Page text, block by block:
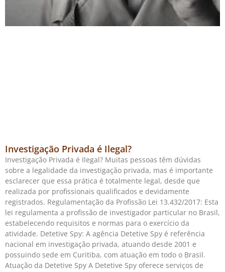
Investigação Privada é Ilegal?
Investigação Privada é Ilegal? Muitas pessoas têm dúvidas
sobre a legalidade da investigação privada, mas é importante
esclarecer que essa prática é totalmente legal, desde que
realizada por profissionais qualificados e devidamente
registrados. Regulamentação da Profissão Lei 13.432/2017: Esta
lei regulamenta a profissão de investigador particular no Brasil,
estabelecendo requisitos e normas para o exercício da
atividade. Detetive Spy: A agência Detetive Spy é referência
nacional em investigação privada, atuando desde 2001 e
possuindo sede em Curitiba, com atuação em todo o Brasil.
Atuação da Detetive Spy A Detetive Spy oferece serviços de